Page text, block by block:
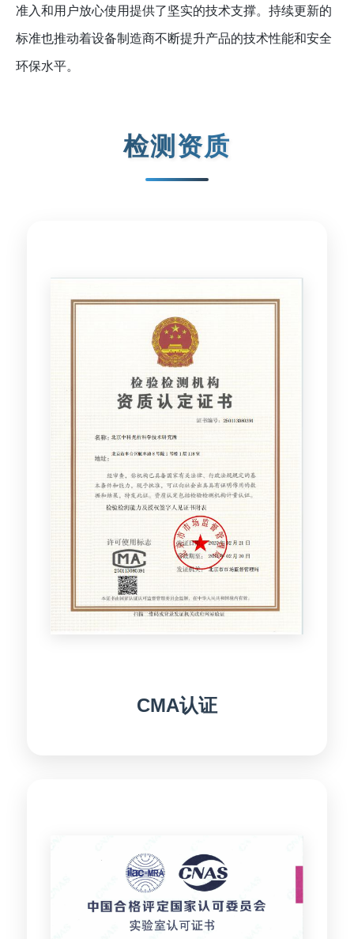
准入和用户放心使用提供了坚实的技术支撑。持续更新的
标准也推动着设备制造商不断提升产品的技术性能和安全
环保水平。
检测资质
CMA认证